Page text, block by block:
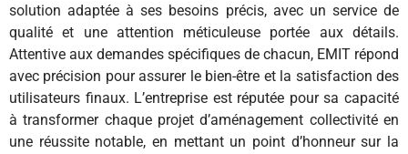
solution adaptée à ses besoins précis, avec un service de
qualité et une attention méticuleuse portée aux détails.
Attentive aux demandes spécifiques de chacun, EMIT répond
avec précision pour assurer le bien-être et la satisfaction des
utilisateurs finaux. L’entreprise est réputée pour sa capacité
à transformer chaque projet d’aménagement collectivité en
une réussite notable, en mettant un point d’honneur sur la